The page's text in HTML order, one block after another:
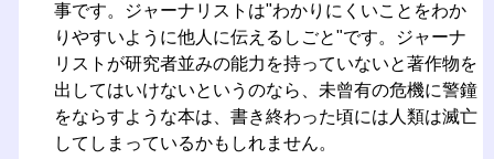
事です。ジャーナリストは"わかりにくいことをわか
りやすいように他人に伝えるしごと"です。ジャーナ
リストが研究者並みの能力を持っていないと著作物を
出してはいけないというのなら、未曾有の危機に警鐘
をならすような本は、書き終わった頃には人類は滅亡
してしまっているかもしれません。